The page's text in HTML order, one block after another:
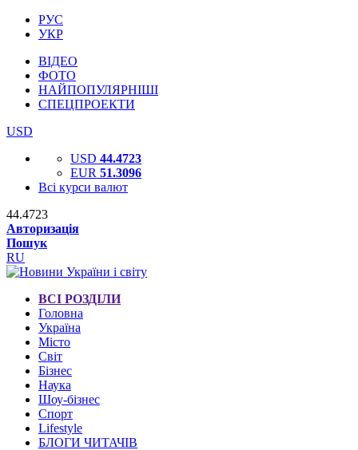
РУС
УКР
ВІДЕО
ФОТО
НАЙПОПУЛЯРНІШІ
СПЕЦПРОЕКТИ
USD
USD 44.4723
EUR 51.3096
Всі курси валют
44.4723
Авторизація
Пошук
RU
ВСІ РОЗДІЛИ
Головна
Україна
Місто
Світ
Бізнес
Наука
Шоу-бізнес
Спорт
Lifestyle
БЛОГИ ЧИТАЧІВ